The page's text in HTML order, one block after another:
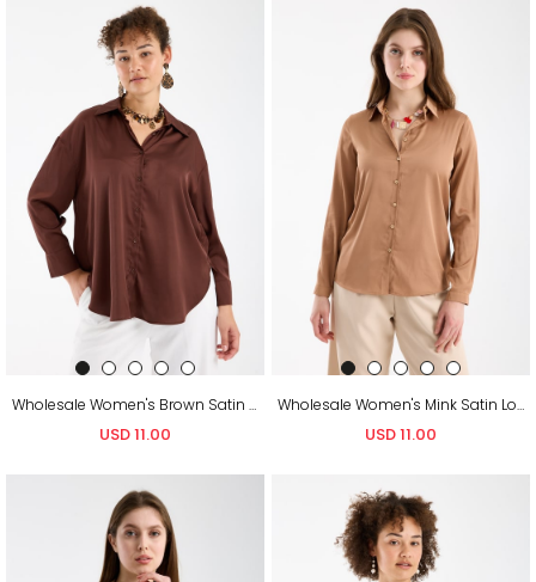
Wholesale Women's Brown Satin Long-Sleeve Shirt
USD 11.00
Wholesale Women's Mink Satin Long-Sleeve Shirt
USD 11.00